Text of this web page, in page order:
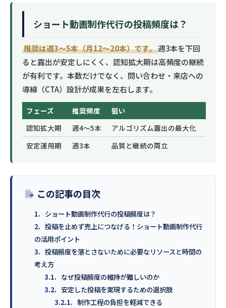
ショート動画制作代行の投稿頻度は？
推奨は週3〜5本（月12〜20本）です。週3本を下回
ると露出が安定しにくく、認知拡大期は高頻度の継続
が有利です。本数だけでなく、問い合わせ・来店への
導線（CTA）設計が成果を左右します。
フェーズ 推奨頻度
狙い
認知拡大期
週4〜5本
アルゴリズム露出の最大化
安定運用期
週3本 品質と継続の両立
この記事の目次
1. ショート動画制作代行の投稿頻度は？
2. 投稿を止めず売上につなげる！ショート動画制作代行
の活用ポイント
3. 投稿頻度を落とさないために必要なリソースと時間の
考え方
3.1. なぜ投稿頻度の維持が難しいのか
3.2. 安定した投稿を実現するための選択肢
3.2.1. 制作工程の負担を軽減できる